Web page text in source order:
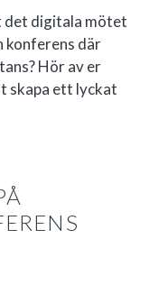
det digitala mötet
konferens där
Hör av er
skapa ett lyckat